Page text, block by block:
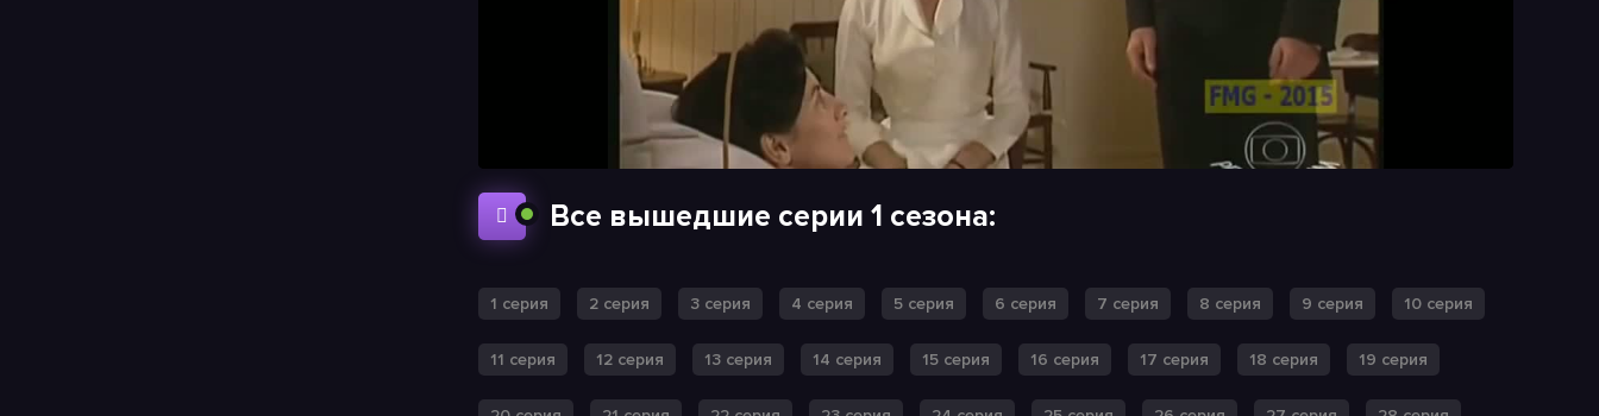
Все вышедшие серии 1 сезона:
1 серия 2 серия 3 серия 4 серия 5 серия 6 серия 7 серия 8 серия 9 серия 10 серия
11 серия 12 серия 13 серия 14 серия 15 серия 16 серия 17 серия 18 серия 19 серия